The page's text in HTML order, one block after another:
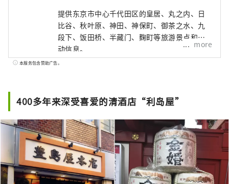
提供东京市中心千代田区的皇居、丸之内、日
比谷、秋叶原、神田、神保町、御茶之水、九
段下、饭田桥、半藏门、麴町等旅游景点和活
动信息。
more
本服务包含赞助广告。
400多年来深受喜爱的清酒店“利岛屋”